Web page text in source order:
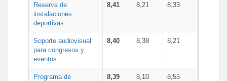
Reserva de
instalaciones
deportivas
8,41 8,21 8,33
Soporte audiovisual
para congresos y
eventos
8,40 8,38 8,21
Programa de
8,39 8,10 8,55